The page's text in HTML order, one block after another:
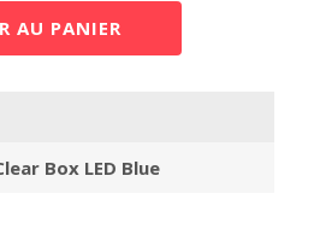
AU PANIER
Box LED Blue